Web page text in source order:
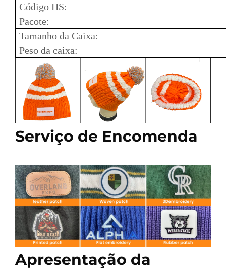
Código HS:
Pacote:
Tamanho da Caixa:
Peso da caixa:
Serviço de Encomenda
Apresentação da